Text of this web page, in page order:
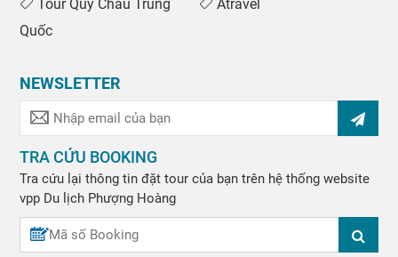
Tour Quý Châu Trung
Quốc
Atravel
NEWSLETTER
TRA CỨU BOOKING
Tra cứu lại thông tin đặt tour của bạn trên hệ thống website
vpp Du lịch Phượng Hoàng